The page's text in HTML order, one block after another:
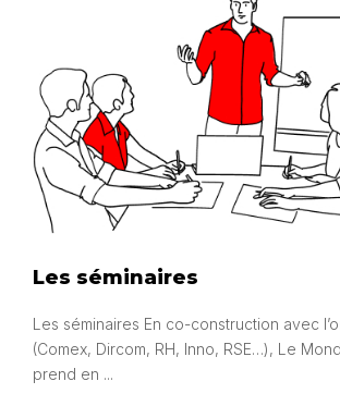
Les séminaires
Les séminaires En co-construction avec
(Comex, Dircom, RH, Inno, RSE…), Le
prend en ...